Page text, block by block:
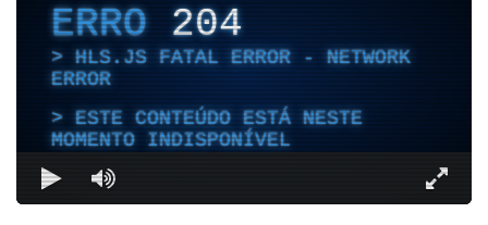
ERRO204
HLS.JS FATAL ERROR - NETWORK
ERROR
ESTE CONTEÚDO ESTÁ NESTE
MOMENTO INDISPONÍVEL